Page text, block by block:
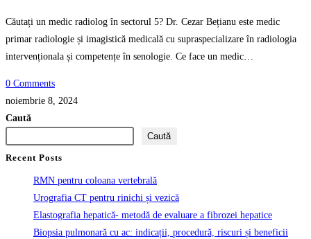
Căutați un medic radiolog în sectorul 5? Dr. Cezar Bețianu este medic
primar radiologie și imagistică medicală cu supraspecializare în radiologia
intervenționala și competențe în senologie. Ce face un medic…
0 Comments
noiembrie 8, 2024
Caută
Caută
Recent Posts
RMN pentru coloana vertebrală
Urografia CT pentru rinichi și vezică
Elastografia hepatică- metodă de evaluare a fibrozei hepatice
Biopsia pulmonară cu ac: indicații, procedură, riscuri și beneficii